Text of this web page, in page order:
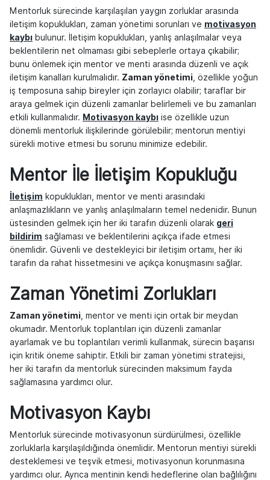
Mentorluk sürecinde karşılaşılan yaygın zorluklar arasında
iletişim kopuklukları, zaman yönetimi sorunları ve motivasyon
kaybı bulunur. İletişim kopuklukları, yanlış anlaşılmalar veya
beklentilerin net olmaması gibi sebeplerle ortaya çıkabilir;
bunu önlemek için mentor ve menti arasında düzenli ve açık
iletişim kanalları kurulmalıdır. Zaman yönetimi , özellikle yoğun
iş temposuna sahip bireyler için zorlayıcı olabilir; taraflar bir
araya gelmek için düzenli zamanlar belirlemeli ve bu zamanları
etkili kullanmalıdır. Motivasyon kaybı ise özellikle uzun
dönemli mentorluk ilişkilerinde görülebilir; mentorun mentiyi
sürekli motive etmesi bu sorunu minimize edebilir.
Mentor İle İletişim Kopukluğu
İletişim kopuklukları, mentor ve menti arasındaki
anlaşmazlıkların ve yanlış anlaşılmaların temel nedenidir. Bunun
üstesinden gelmek için her iki tarafın düzenli olarak geri
bildirim sağlaması ve beklentilerini açıkça ifade etmesi
önemlidir. Güvenli ve destekleyici bir iletişim ortamı, her iki
tarafın da rahat hissetmesini ve açıkça konuşmasını sağlar.
Zaman Yönetimi Zorlukları
Zaman yönetimi , mentor ve menti için ortak bir meydan
okumadır. Mentorluk toplantıları için düzenli zamanlar
ayarlamak ve bu toplantıları verimli kullanmak, sürecin başarısı
için kritik öneme sahiptir. Etkili bir zaman yönetimi stratejisi,
her iki tarafın da mentorluk sürecinden maksimum fayda
sağlamasına yardımcı olur.
Motivasyon Kaybı
Mentorluk sürecinde motivasyonun sürdürülmesi, özellikle
zorluklarla karşılaşıldığında önemlidir. Mentorun mentiyi sürekli
desteklemesi ve teşvik etmesi, motivasyonun korunmasına
yardımcı olur. Ayrıca mentinin kendi hedeflerine olan bağlılığını